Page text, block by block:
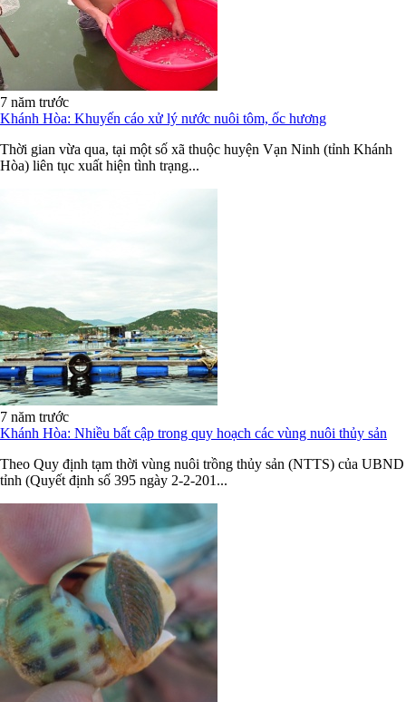
7 năm trước
Khánh Hòa: Khuyến cáo xử lý nước nuôi tôm, ốc hương
Thời gian vừa qua, tại một số xã thuộc huyện Vạn Ninh (tỉnh Khánh
Hòa) liên tục xuất hiện tình trạng...
7 năm trước
Khánh Hòa: Nhiều bất cập trong quy hoạch các vùng nuôi thủy sản
Theo Quy định tạm thời vùng nuôi trồng thủy sản (NTTS) của UBND
tỉnh (Quyết định số 395 ngày 2-2-201...